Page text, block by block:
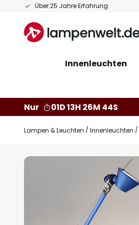
Über 25 Jahre Erfahrung
Zum
springen
Innenleuchten
Nur
01D 13H 26M 43S
Lampen & Leuchten Innenleuchten
Zum